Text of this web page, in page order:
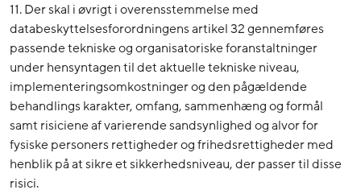
11. Der skal i øvrigt i overensstemmelse med
databeskyttelsesforordningens artikel 32 gennemføres
passende tekniske og organisatoriske foranstaltninger
under hensyntagen til det aktuelle tekniske niveau,
implementeringsomkostninger og den pågældende
behandlings karakter, omfang, sammenhæng og formål
samt risiciene af varierende sandsynlighed og alvor for
fysiske personers rettigheder og frihedsrettigheder med
henblik på at sikre et sikkerhedsniveau, der passer til disse
risici.